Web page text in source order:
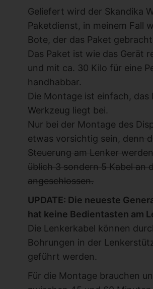
Geliefert wird der Skandika
Paketdienst, in meinem Fall
Bote, der das Paket
Das Paket ist wie das Gerät
und mit ca. 30 Kilo für eine
handhabbar.
Die Montage ist einfach, das
Werkzeug liegt bei.
Nur bei der Montage des
etwas vorsichtig sein, denn
Steuerung am Lenker
üblich 3 sondern 5 Kabel an
angeschlossen.
UPDATE: Die neueste
hat keine Bedientasten am
Die Lenkerkabel können
Bohrungen in der
geführt werden.
Für die Montage brauchen